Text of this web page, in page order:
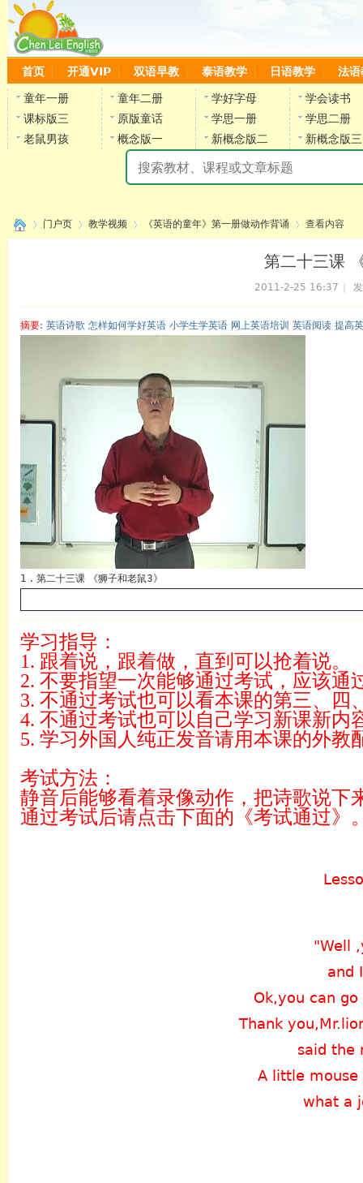
首页 开通VIP 双语早教 泰语教学 日语教学 法语
童年一册 童年二册 学好字母
学会读书
课标版三
原版童话 学思一册
学思二册
老鼠男孩
概念版一 新概念版二 新概念版三
陈雷
英语
门户页 教学视频 《英语的童年》第一册做动作背诵 查看内容
第二十三课
2011-2-25 16:37
摘要: 英语诗歌 怎样如何学好英语 小学生学英语 网上英语培训 英语阅读 提高
1 . 第二十三课 《狮子和老鼠3》
学习指导：
1. 跟着说，跟着做，直到可以抢着说。
2. 不要指望一次能够通过考试，应该通
3. 不通过考试也可以看本课的第三、四
4. 不通过考试也可以自己学习新课新内
5. 学习外国人纯正发音请用本课的外教
考试方法：
静音后能够看着录像动作，把诗歌说下
通过考试后请点击下面的《考试通过》
"Well
and
Ok,you can
Thank
said the
A little mouse
what a